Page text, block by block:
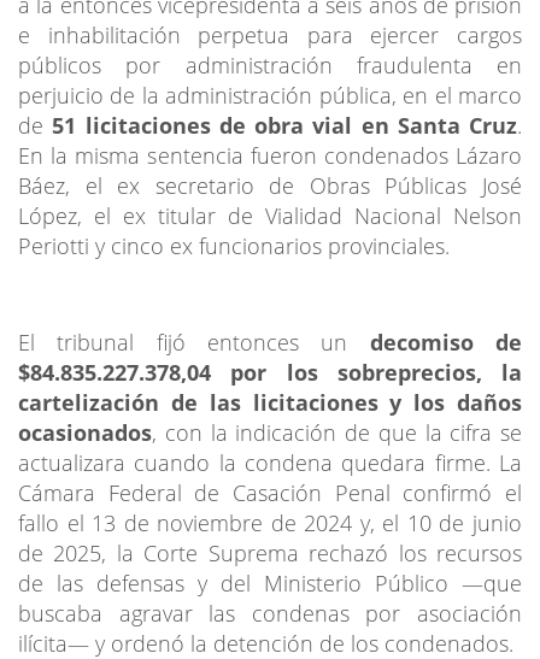
e inhabilitación perpetua para ejercer cargos
públicos por administración fraudulenta en
perjuicio de la administración pública, en el marco
de 51 licitaciones de obra vial en Santa Cruz.
En la misma sentencia fueron condenados Lázaro
Báez, el ex secretario de Obras Públicas José
López, el ex titular de Vialidad Nacional Nelson
Periotti y cinco ex funcionarios provinciales.
El tribunal fijó entonces un decomiso de
$84.835.227.378,04 por los sobreprecios, la
cartelización de las licitaciones y los daños
ocasionados, con la indicación de que la cifra se
actualizara cuando la condena quedara firme. La
Cámara Federal de Casación Penal confirmó el
fallo el 13 de noviembre de 2024 y, el 10 de junio
de 2025, la Corte Suprema rechazó los recursos
de las defensas y del Ministerio Público —que
buscaba agravar las condenas por asociación
ilícita— y ordenó la detención de los condenados.